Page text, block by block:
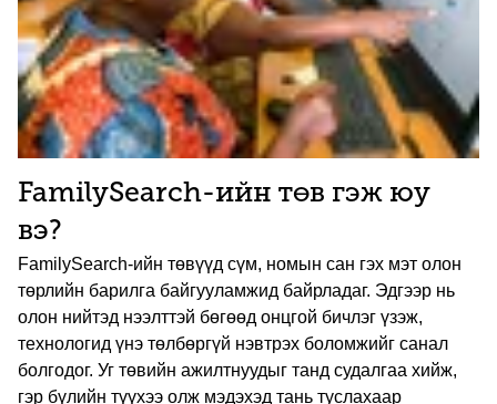
FamilySearch-ийн төв гэж юу
вэ?
FamilySearch-ийн төвүүд сүм, номын сан гэх мэт олон
төрлийн барилга байгууламжид байрладаг. Эдгээр нь
олон нийтэд нээлттэй бөгөөд онцгой бичлэг үзэж,
технологид үнэ төлбөргүй нэвтрэх боломжийг санал
болгодог. Уг төвийн ажилтнуудыг танд судалгаа хийж,
гэр бүлийн түүхээ олж мэдэхэд тань туслахаар